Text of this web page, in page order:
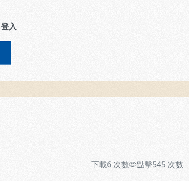
登入
下載6 次數 點擊545 次數